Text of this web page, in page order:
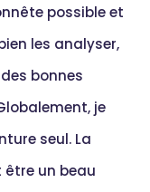
possible et
les analyser,
bonnes
je
seul. La
être un beau